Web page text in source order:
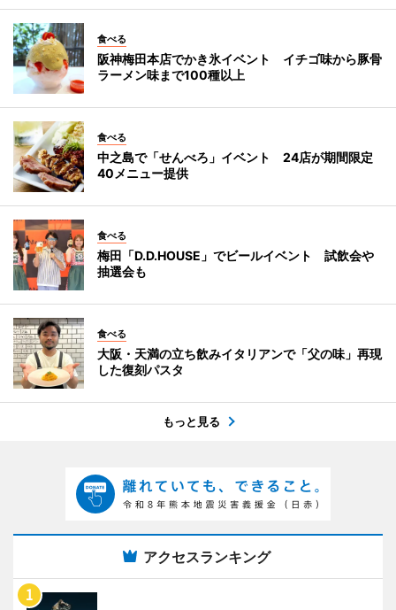
食べる
阪神梅田本店でかき氷イベント イチゴ味から豚骨
ラーメン味まで100種以上
食べる
中之島で「せんべろ」イベント 24店が期間限定
40メニュー提供
食べる
梅田「D.D.HOUSE」でビールイベント 試飲会や
抽選会も
食べる
大阪・天満の立ち飲みイタリアンで「父の味」再現
した復刻パスタ
もっと見る
アクセスランキング